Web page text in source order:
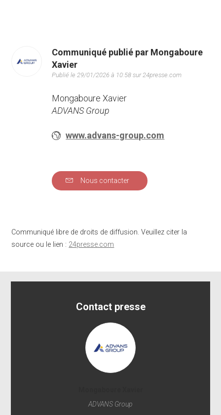
Communiqué publié par Mongaboure
Xavier
Publié le 29/01/2026 à 10:58 sur 24presse.com
Mongaboure Xavier
ADVANS Group
www.advans-group.com
Nous contacter
Communiqué libre de droits de diffusion. Veuillez citer la
source ou le lien : 24presse.com
Contact presse
ADVANS Group